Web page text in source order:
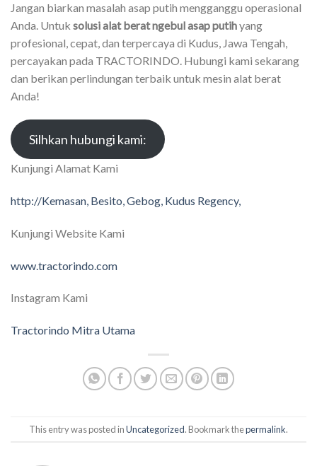
Jangan biarkan masalah asap putih mengganggu operasional
Anda. Untuk solusi alat berat ngebul asap putihyang
profesional, cepat, dan terpercaya di Kudus, Jawa Tengah,
percayakan pada TRACTORINDO. Hubungi kami sekarang
dan berikan perlindungan terbaik untuk mesin alat berat
Anda!
Silhkan hubungi kami:
Kunjungi Alamat Kami
http://Kemasan, Besito, Gebog, Kudus Regency,
Kunjungi Website Kami
www.tractorindo.com
Instagram Kami
Tractorindo Mitra Utama
This entry was posted inUncategorized. Bookmark thepermalink.